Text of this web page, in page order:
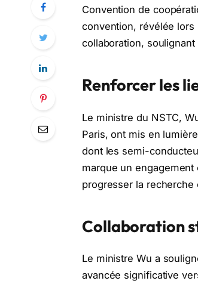
Convention de
convention, révélée lors
collaboration,
Renforcer les
Le ministre du NSTC,
Paris, ont mis en
dont les semi-
marque un
progresser la
Collaboration
Le ministre Wu a
avancée significative